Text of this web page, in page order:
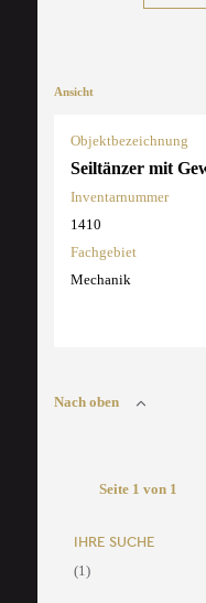
Ansicht
Objektbezeichnung
Seiltänzer mit
Inventarnummer
1410
Fachgebiet
Mechanik
Nach oben
Seite 1 von 1
IHRE SUCHE
(1)